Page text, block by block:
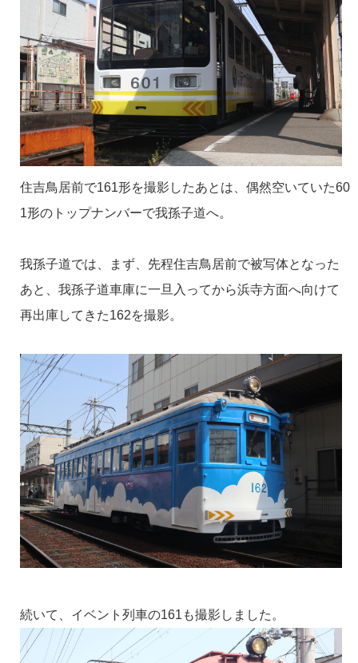
住吉鳥居前で161形を撮影したあとは、偶然空いていた60
1形のトップナンバーで我孫子道へ。
我孫子道では、まず、先程住吉鳥居前で被写体となった
あと、我孫子道車庫に一旦入ってから浜寺方面へ向けて
再出庫してきた162を撮影。
続いて、イベント列車の161も撮影しました。